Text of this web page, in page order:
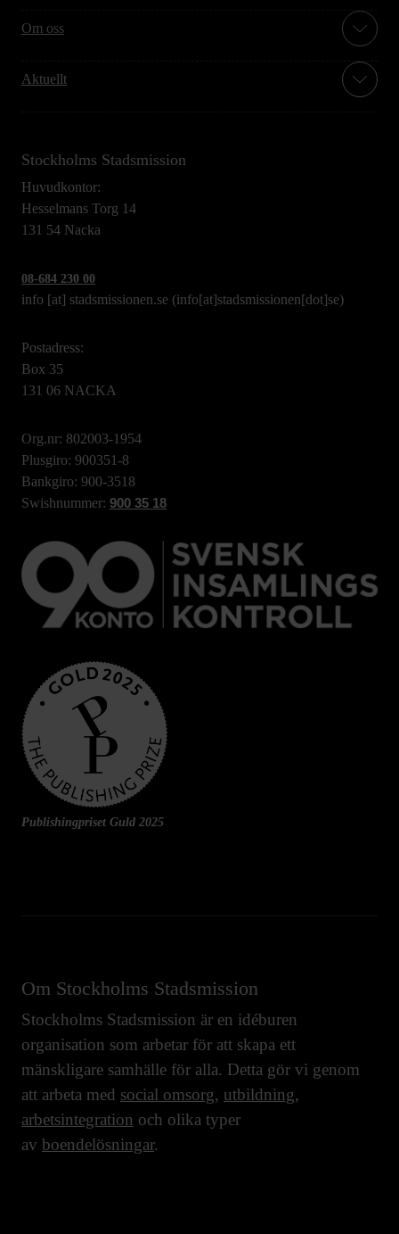
Om oss
Aktuellt
Stockholms Stadsmission
Huvudkontor:
Hesselmans Torg 14
131 54 Nacka
08-684 230 00
info [at] stadsmissionen.se (info[at]stadsmissionen[dot]se)
Postadress:
Box 35
131 06 NACKA
Org.nr: 802003-1954
Plusgiro: 900351-8
Bankgiro: 900-3518
Swishnummer: 900 35 18
Publishingpriset Guld 2025
Om Stockholms Stadsmission
Stockholms Stadsmission är en idéburen
organisation som arbetar för att skapa ett
mänskligare samhälle för alla. Detta gör vi genom
att arbeta med social omsorg, utbildning,
arbetsintegration och olika typer
av boendelösningar.